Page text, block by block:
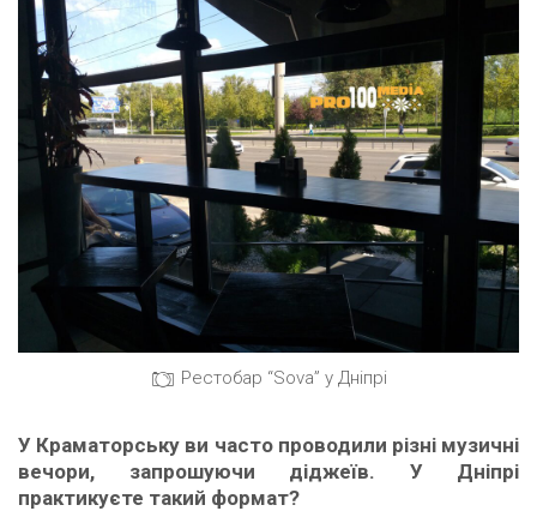
Рестобар “Sova” у Дніпрі
У Краматорську ви часто проводили різні музичні
вечори, запрошуючи діджеїв. У Дніпрі
практикуєте такий формат?